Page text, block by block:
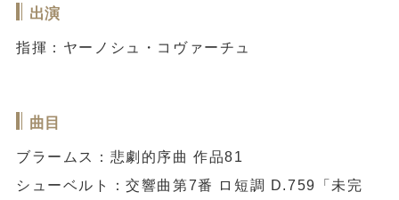
出演
指揮：ヤーノシュ・コヴァーチュ
曲目
ブラームス：悲劇的序曲 作品81
シューベルト：交響曲第7番 ロ短調 D.759「未完